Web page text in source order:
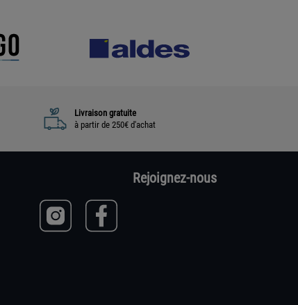
Livraison gratuite
à partir de 250€ d'achat
Rejoignez-nous